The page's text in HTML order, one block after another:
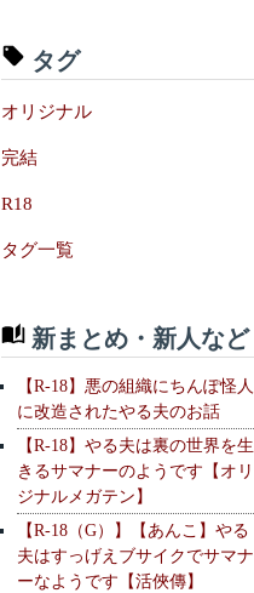
タグ
オリジナル
完結
R18
タグ一覧
新まとめ・新人など
【R-18】悪の組織にちんぽ怪人
に改造されたやる夫のお話
【R-18】やる夫は裏の世界を生
きるサマナーのようです【オリ
ジナルメガテン】
【R-18（G）】【あんこ】やる
夫はすっげえブサイクでサマナ
ーなようです【活俠傳】